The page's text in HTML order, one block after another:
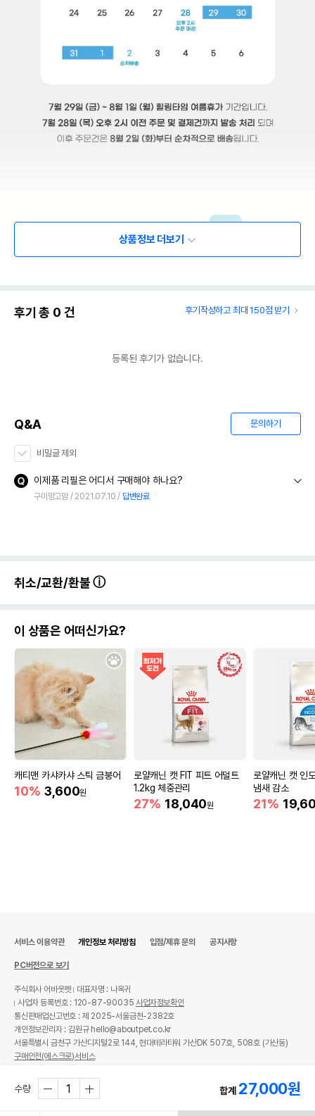
상품정보 더보기
후기 총 0 건 후기작성하고 최대 150점 받기
등록된 후기가 없습니다.
Q&A 문의하기
비밀글 제외
이제품 리필은 어디서 구매해야 하나요?
구미망고맘 2021.07.10 답변완료
취소/교환/환불
이 상품은 어떠신가요?
캐티맨 카샤카샤 스틱 금붕어
10% 3,600원
로얄캐닌 캣 FIT 피트 어덜트
1.2kg 체중관리
27% 18,040원
로얄캐닌 캣 인
냄새 감소
21%
수량 합계 27,000원
서비스 이용약관 개인정보 처리방침 입점/제휴 문의 공지사항
PC버전으로 보기
주식회사 어바웃펫
대표자명 : 나옥귀
사업자 등록번호 : 120-87-90035사업자정보확인
통신판매업신고번호 : 제 2025-서울금천-2382호
개인정보관리자 : 김원규 hello@aboutpet.co.kr
서울특별시 금천구 가산디지털2로 144, 현대테라타워 가산DK 507호, 508호 (가산동)
구매안전(에스크로)서비스